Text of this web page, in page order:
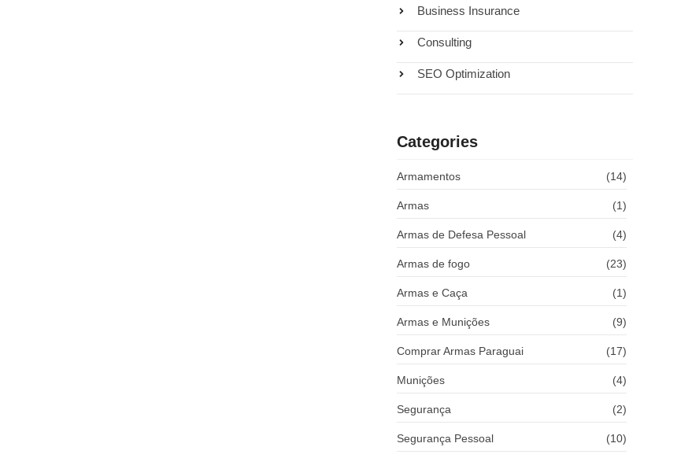
Business Insurance
Consulting
SEO Optimization
Categories
Armamentos (14)
Armas (1)
Armas de Defesa Pessoal (4)
Armas de fogo (23)
Armas e Caça (1)
Armas e Munições (9)
Comprar Armas Paraguai (17)
Munições (4)
Segurança (2)
Segurança Pessoal (10)